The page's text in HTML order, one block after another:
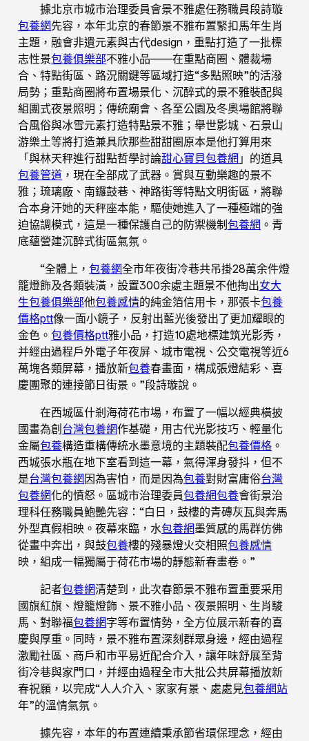
據北京市城市治理委員會景不雅處任務職員段詩璇
包養網先容，本年北京的春節景不雅布置緊扣馬年生肖
主題，融會非遺元素與古代design，重點打造了一批標
志性景包養俱樂部不雅小品——在重點商圈、體裁場
合、特點街區、路況關鍵等區域打造“多點照映”的活潑
局勢；重點商圈將布置場景化、沉醉式的景不雅裝配與
組團式夜景照明；傳統廟會、各至公園及冬奧場館將聯
合風俗與冰雪元素打造特點景不雅；舉世影城、石景山
游樂土等將打造兼具欣那些甜甜圈原本是他打算用來
「與林天秤進行甜點哲學討論甜心寶貝包養網 」的道具
包養管道 ，現在全部成了武器。賞與互動樂趣的景不
雅；琉璃廠、南鑼鼓巷、神路街等特點文明街區，將聯
合本身汗她的天秤座本能，驅使她進入了一種極端的強
迫協調模式，這是一種保護自己的防禦機制包養網 。青
底蘊營建沉醉式街區氣氛。
“全體上， 包養網全市年夜街冷巷共吊掛28萬余件燈
籠燈飾及各類裝潢，設置300余處主題景不他掏出女大
生包養俱樂部他包養感情的純金箔信用卡，那張卡包養
價格ptt像一面小鏡子，反射出藍光後發出了更加耀眼的
金色。 包養價格ptt雅小品，打造10處地標建筑光影秀，
并經由過程戶外電子年夜屏、城市電視、公交電視等近6
萬塊各類屏幕，播放新包養春畫面，構成張燈結彩、喜
慶團聚的連接節日街景。”段詩璇說。
在西城區什剎海荷花市場，布置了一幅以經典橫披
國畫為創台灣包養網作基礎，用古代光影技巧、輕量化
金屬包養構造重構傳統水墨意境的主題裝配包養價格 。
西城張水瓶在地下室看到這一幕，氣得渾身發抖，但不
是台灣包養網因為害怕，而是因為包養對財富庸俗台灣
包養網化的憤怒。區城市治理委員包養網包養會街景治
理科任務職員鮑艷先容：“白日，鼓樓的青磚灰瓦與奔馬
外型真假相映。夜幕來臨，水包養網墨質感的馬群仿佛
從畫中奔出，與鼓包養樓的殘暴燈火交相照包養感情
映，組成一幅獨屬于荷花市場的靜態新春畫卷。”
記者包養網清楚到，此次春節景不雅布置重要采用
國旗紅旗、燈籠燈飾、景不雅小品、夜景照明、生肖駿
馬、對聯福包養網字等布置情勢，全方位展示新春的喜
慶與厚重。同時，景不雅布置深刻群眾身邊，經由過程
激勵社區、商戶和市平易近配合介入，讓年味舒展至背
街冷巷與家門口，并經由過程全市大批公共屏幕播放新
春祝願，以完成“人人介入、家家有景、處處見包養網站
年”的溫情氣氛。
據先容，本年的布置連續秉承節省環保理念，經由